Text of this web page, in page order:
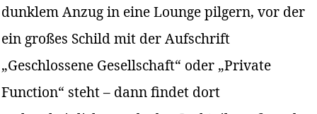
dunklem Anzug in eine Lounge pilgern, vor der
ein großes Schild mit der Aufschrift
„Geschlossene Gesellschaft“ oder „Private
Function“ steht – dann findet dort